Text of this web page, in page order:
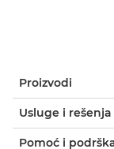
Proizvodi
Usluge i rešenja
Pomoć i